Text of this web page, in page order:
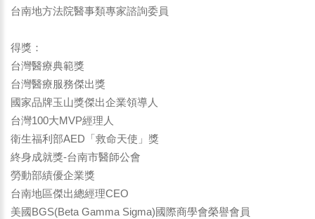
台南地方法院醫事類專家諮詢委員
得獎：
台灣醫療典範獎
台灣醫療服務傑出獎
國家品牌玉山獎傑出企業領導人
台灣100大MVP經理人
衛生福利部AED「救命天使」獎
終身成就獎-台南市醫師公會
勞動部績優企業獎
台南地區傑出總經理CEO
美國BGS(Beta Gamma Sigma)國際商學會榮譽會員